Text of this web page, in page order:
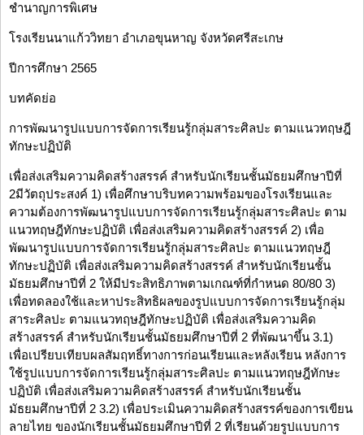
ชำนาญการพิเศษ
โรงเรียนนาแก้ววิทยา อำเภอขุนหาญ จังหวัดศรีสะเกษ
ปีการศึกษา 2565
บทคัดย่อ
การพัฒนารูปแบบการจัดการเรียนรู้กลุ่มสาระศิลปะ ตามแนวทฤษฎี
ทักษะปฏิบัติ
เพื่อส่งเสริมความคิดสร้างสรรค์ สำหรับนักเรียนชั้นมัธยมศึกษาปีที่
2มีวัตถุประสงค์ 1) เพื่อศึกษาบริบทความพร้อมของโรงเรียนและ
ความต้องการพัฒนารูปแบบการจัดการเรียนรู้กลุ่มสาระศิลปะ ตาม
แนวทฤษฎีทักษะปฏิบัติ เพื่อส่งเสริมความคิดสร้างสรรค์ 2) เพื่อ
พัฒนารูปแบบการจัดการเรียนรู้กลุ่มสาระศิลปะ ตามแนวทฤษฎี
ทักษะปฏิบัติ เพื่อส่งเสริมความคิดสร้างสรรค์ สำหรับนักเรียนชั้น
มัธยมศึกษาปีที่ 2 ให้มีประสิทธิภาพตามเกณฑ์ที่กำหนด 80/80 3)
เพื่อทดลองใช้และหาประสิทธิผลของรูปแบบการจัดการเรียนรู้กลุ่ม
สาระศิลปะ ตามแนวทฤษฎีทักษะปฏิบัติ เพื่อส่งเสริมความคิด
สร้างสรรค์ สำหรับนักเรียนชั้นมัธยมศึกษาปีที่ 2 ที่พัฒนาขึ้น 3.1)
เพื่อเปรียบเทียบผลสัมฤทธิ์ทางการก่อนเรียนและหลังเรียน หลังการ
ใช้รูปแบบการจัดการเรียนรู้กลุ่มสาระศิลปะ ตามแนวทฤษฎีทักษะ
ปฏิบัติ เพื่อส่งเสริมความคิดสร้างสรรค์ สำหรับนักเรียนชั้น
มัธยมศึกษาปีที่ 2 3.2) เพื่อประเมินความคิดสร้างสรรค์ของการเขียน
ลายไทย ของนักเรียนชั้นมัธยมศึกษาปีที่ 2 ที่เรียนด้วยรูปแบบการ